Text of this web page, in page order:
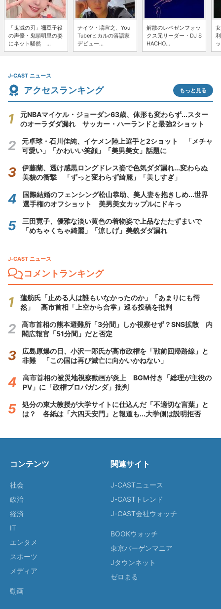
「鬼滅の刃」禰豆子役
の声優・鬼頭明里の姿
にネット騒然 ...
ナイツ・塙宣之、You
Tuberヒカルの落語家
デビュー...
解散のレペゼンフォッ
クス元リーダー・DJ S
HACHO...
J-CAST ニュース
アクセスランキング もっと見る
元NBAマイケル・ジョーダン63歳、体形も変わらず...スター
のオーラダダ漏れ サッカー・ハーランドと最強2ショット
元卓球・石川佳純、イケメン陸上選手と2ショット 「メチャ
可愛い」「かわいい笑顔」「美男美女」話題に
伊藤蘭、透け感黒ロングドレス姿で色気ダダ漏れ...変わらぬ
美貌の衝撃 「ずっと変わらず綺麗」「美しすぎ」
国際結婚のフェンシング松山恭助、美人妻を抱きしめ...世界
選手権のオフショット 美男美女カップルにドキっ
三田寛子、優雅な淡い黄色の着物姿で上品なたたずまいで
「めちゃくちゃ綺麗」「涼しげ」美貌ダダ漏れ
J-CAST ニュース
コメントランキング
蓮舫氏「止める人は誰もいなかったのか」「あまりにも愕
然」 高市首相「上空から合掌」巡る投稿を批判
高市首相の熊本避難所「3分間」しか視察せず？SNS拡散 内
閣広報官「51分間」だと否定
広島原爆の日、小沢一郎氏が高市政権を「戦前回帰路線」と
非難 「この国は再び滅亡に向かいかねない」
高市首相の被災地視察動画が炎上 BGM付き「総理が主役の
PV」に「政権プロパガンダ」批判
処分の東大教授が大学サイトに仕込んだ「不適切な言葉」と
は？ 各紙は「六四天安門」と報道も...大学側は説明拒否
コンテンツ
社会
政治
経済
IT
エンタメ
スポーツ
メディア
動画
関連サイト
J-CASTニュース
J-CASTトレンド
J-CAST会社ウォッチ
BOOKウォッチ
東京バーゲンマニア
Jタウンネット
ゼロまる